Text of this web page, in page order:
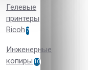
Гелевые
принтеры
Ricoh 7
Инженерные
копиры 10